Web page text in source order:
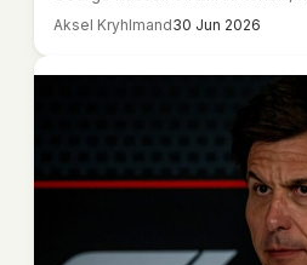
Aksel Kryhlmand30 Jun 2026